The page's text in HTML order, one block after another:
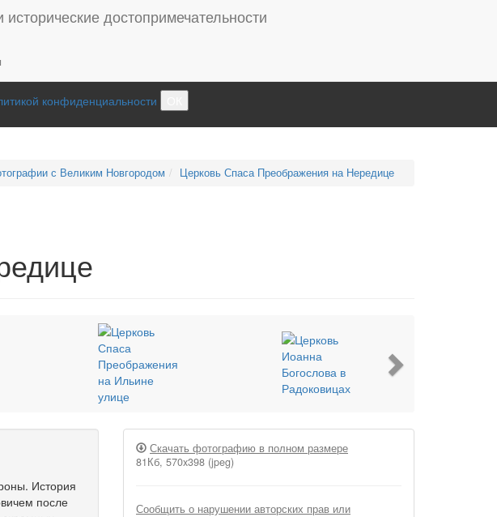
конфиденциальности
с Великим Новгородом Церковь Спаса Преображения на Нередице
История
после
Скачать фотографию в полном размере
81Кб, 570x398 (jpeg)
Сообщить о нарушении авторских прав или